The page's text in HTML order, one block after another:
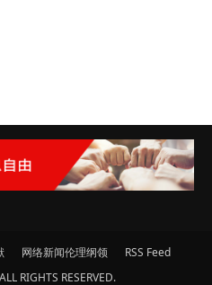
网络新闻伦理纲领
RSS Feed
RIGHTS RESERVED.